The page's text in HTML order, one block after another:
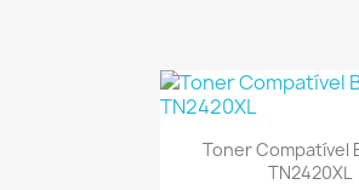
Ver+
Toner Compatível
TN2420XL